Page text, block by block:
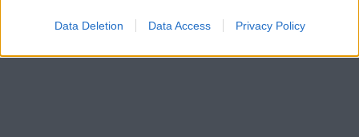
Data Deletion Data Access Privacy Policy
Senaste foruminläggen